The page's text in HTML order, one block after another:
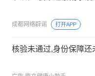
成都网络辟谣 打开APP
核验未通过,身份保障还